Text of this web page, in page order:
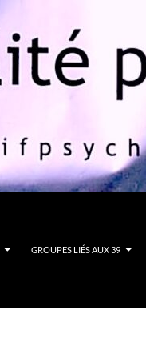
GROUPES LIÉS AUX 39